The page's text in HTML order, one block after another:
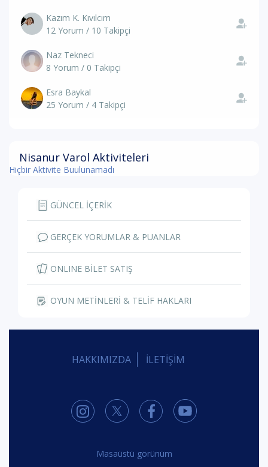
Kazım K. Kıvılcım
12 Yorum / 10 Takipçi
Naz Tekneci
8 Yorum / 0 Takipçi
Esra Baykal
25 Yorum / 4 Takipçi
Nisanur Varol Aktiviteleri
Hiçbir Aktivite Buulunamadı
GÜNCEL İÇERİK
GERÇEK YORUMLAR & PUANLAR
ONLINE BİLET SATIŞ
OYUN METİNLERİ & TELİF HAKLARI
HAKKIMIZDA İLETİŞİM
Masaüstü görünüm